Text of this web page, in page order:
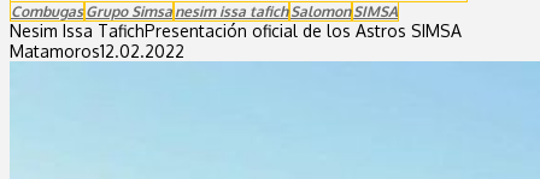
Combugas Grupo Simsa nesim issa tafich Salomon SIMSA
Nesim Issa TafichPresentación oficial de los Astros SIMSA
Matamoros12.02.2022